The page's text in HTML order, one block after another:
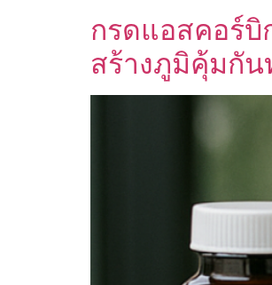
กรดแอสคอร์บิ
สร้างภูมิคุ้มกั